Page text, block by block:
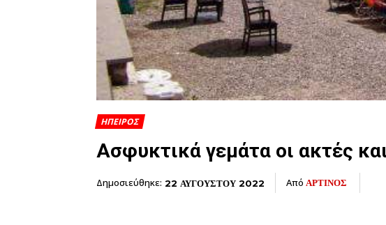
ΗΠΕΙΡΟΣ
Ασφυκτικά γεμάτα οι ακτές
Δημοσιεύθηκε: 22 ΑΥΓΟΥΣΤΟΥ 2022 Από ΑΡΤΙΝΟΣ